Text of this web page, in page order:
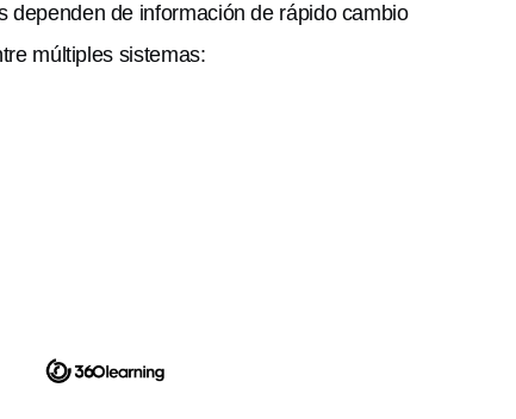
dependen de información de rápido cambio
múltiples sistemas: